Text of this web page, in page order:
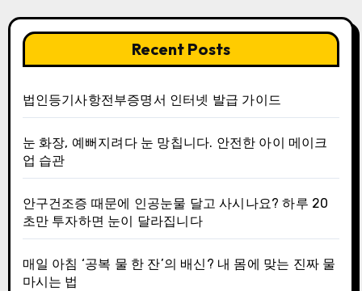
Recent Posts
법인등기사항전부증명서 인터넷 발급 가이드
눈 화장, 예뻐지려다 눈 망칩니다. 안전한 아이 메이크
업 습관
안구건조증 때문에 인공눈물 달고 사시나요? 하루 20
초만 투자하면 눈이 달라집니다
매일 아침 ‘공복 물 한 잔’의 배신? 내 몸에 맞는 진짜 물
마시는 법